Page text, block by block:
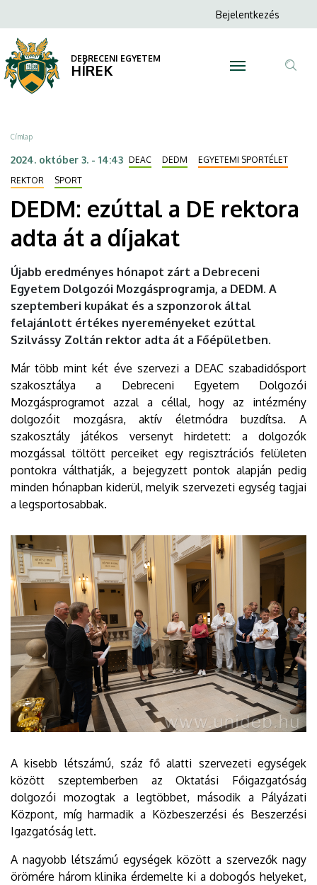
ezúttal
a
DE
rektora
adta
át
díjakat
DEBRECENI
EGYETEM
a
tartalomra
Anonim
menüje
Bejelentkezés
DEBRECENI EGYETEM
HÍREK
Morzsa
Címlap
2024. október 3. - 14:43 DEAC DEDM
EGYETEMI SPORTÉLET
REKTOR
SPORT
DEDM: ezúttal a DE rektora
adta át a díjakat
Újabb eredményes hónapot zárt a Debreceni
Egyetem Dolgozói Mozgásprogramja, a DEDM. A
szeptemberi kupákat és a szponzorok által
felajánlott értékes nyereményeket ezúttal
Szilvássy Zoltán rektor adta át a Főépületben.
Már több mint két éve szervezi a DEAC szabadidősport
szakosztálya a Debreceni Egyetem Dolgozói
Mozgásprogramot azzal a céllal, hogy az intézmény
dolgozóit mozgásra, aktív életmódra buzdítsa. A
szakosztály játékos versenyt hirdetett: a dolgozók
mozgással töltött perceiket egy regisztrációs felületen
pontokra válthatják, a bejegyzett pontok alapján pedig
minden hónapban kiderül, melyik szervezeti egység tagjai
a legsportosabbak.
A kisebb létszámú, száz fő alatti szervezeti egységek
között szeptemberben az Oktatási Főigazgatóság
dolgozói mozogtak a legtöbbet, második a Pályázati
Központ, míg harmadik a Közbeszerzési és Beszerzési
Igazgatóság lett.
A nagyobb létszámú egységek között a szervezők nagy
örömére három klinika érdemelte ki a dobogós helyeket,